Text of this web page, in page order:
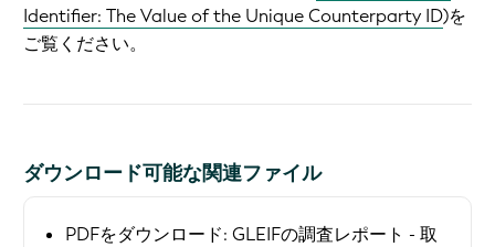
Identifier: The Value of the Unique Counterparty ID)を
ご覧ください。
ダウンロード可能な関連ファイル
PDFをダウンロード: GLEIFの調査レポート - 取